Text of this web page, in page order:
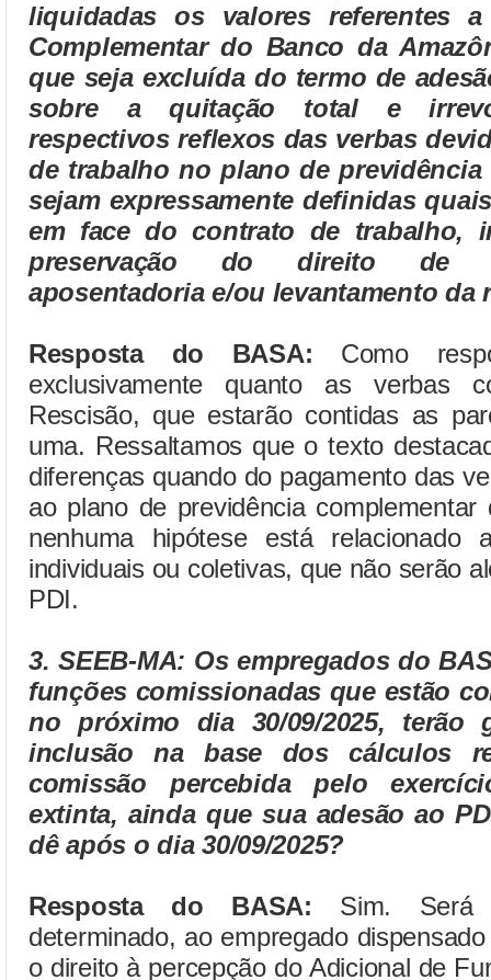
liquidadas os valores referentes
Complementar do Banco da
que seja excluída do termo de
sobre a quitação total e
respectivos reflexos das verbas
de trabalho no plano de previdência
sejam expressamente definidas
em face do contrato de trabalho,
preservação do direito de
aposentadoria e/ou levantamento da
Resposta do BASA: Como
exclusivamente quanto as verbas
Rescisão, que estarão contidas as
uma. Ressaltamos que o texto
diferenças quando do pagamento das
ao plano de previdência
nenhuma hipótese está relacionado
individuais ou coletivas, que não serão
PDI.
3. SEEB-MA: Os empregados do
funções comissionadas que estão
no próximo dia 30/09/2025,
inclusão na base dos cálculos
comissão percebida pelo
extinta, ainda que sua adesão ao
dê após o dia 30/09/2025?
Resposta do BASA: Sim. Será
determinado, ao empregado
o direito à percepção do Adicional de